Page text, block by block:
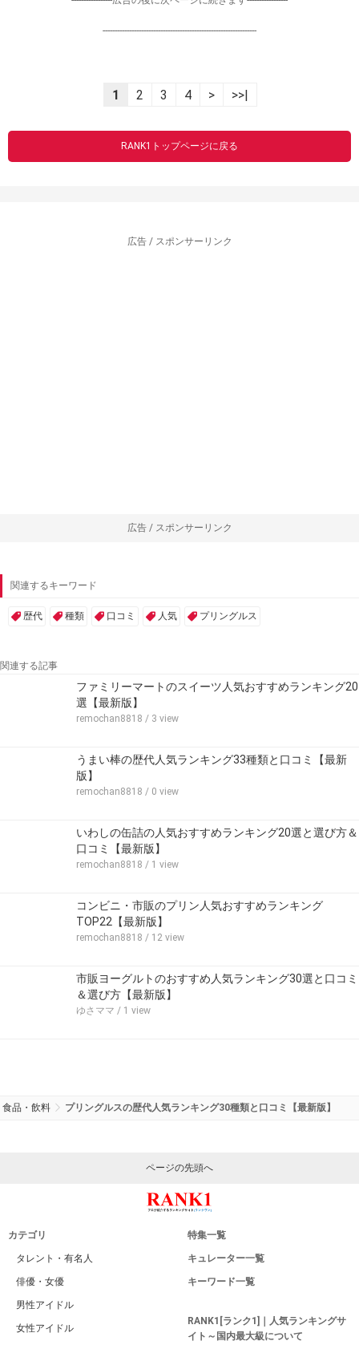
----------------------------------------------------------------
1 2 3 4 > >>|
RANK1トップページに戻る
広告 / スポンサーリンク
広告 / スポンサーリンク
関連するキーワード
歴代 種類 口コミ 人気 プリングルス
関連する記事
ファミリーマートのスイーツ人気おすすめランキング20
選【最新版】
remochan8818 / 3 view
うまい棒の歴代人気ランキング33種類と口コミ【最新
版】
remochan8818 / 0 view
いわしの缶詰の人気おすすめランキング20選と選び方＆
口コミ【最新版】
remochan8818 / 1 view
コンビニ・市販のプリン人気おすすめランキング
TOP22【最新版】
remochan8818 / 12 view
市販ヨーグルトのおすすめ人気ランキング30選と口コミ
＆選び方【最新版】
ゆさママ / 1 view
食品・飲料 プリングルスの歴代人気ランキング30種類と口コミ【最新版】
ページの先頭へ
カテゴリ
タレント・有名人
俳優・女優
男性アイドル
女性アイドル
特集一覧
キュレーター一覧
キーワード一覧
RANK1[ランク1]｜人気ランキングサ
イト～国内最大級について